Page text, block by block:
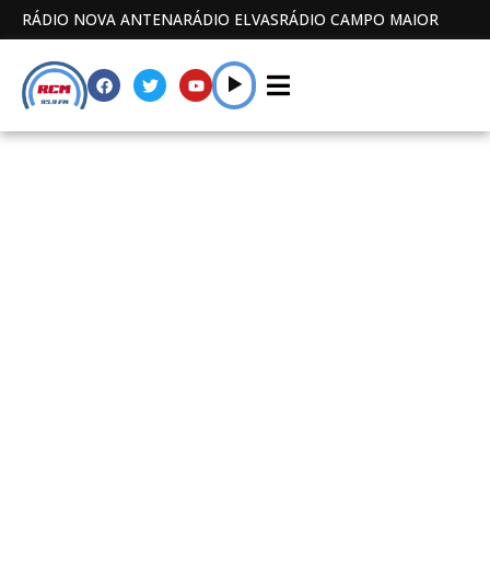
RÁDIO NOVA ANTENARÁDIO ELVASRÁDIO CAMPO MAIOR